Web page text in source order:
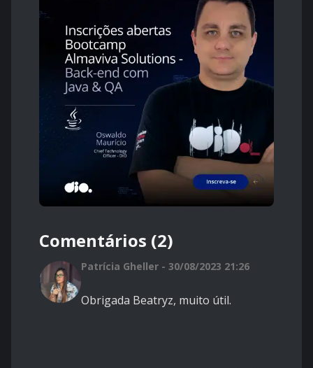
Comentários (2)
Patrícia Gheller - 30/08/2023 21:26
Obrigada Beatryz, muito útil.